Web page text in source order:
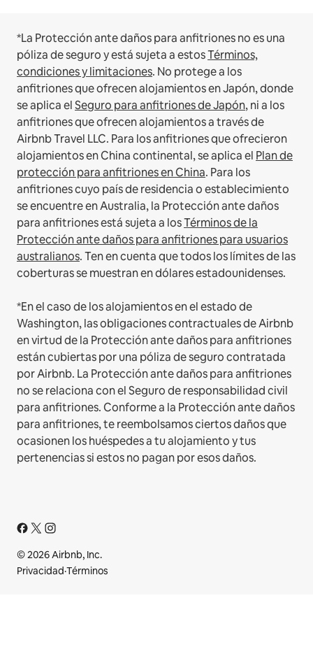
*La Protección ante daños para anfitriones no es una
póliza de seguro y está sujeta a estosTérminos,
condiciones y limitaciones. No protege a los
anfitriones que ofrecen alojamientos en Japón, donde
se aplica elSeguro para anfitriones de Japón, ni a los
anfitriones que ofrecen alojamientos a través de
Airbnb Travel LLC. Para los anfitriones que ofrecieron
alojamientos en China continental, se aplica el Plan de
protección para anfitriones en China. Para los
anfitriones cuyo país de residencia o establecimiento
se encuentre en Australia, la Protección ante daños
para anfitriones está sujeta a losTérminos de la
Protección ante daños para anfitriones para usuarios
australianos. Ten en cuenta que todos los límites de las
coberturas se muestran en dólares estadounidenses.
*En el caso de los alojamientos en el estado de
Washington, las obligaciones contractuales de Airbnb
en virtud de la Protección ante daños para anfitriones
están cubiertas por una póliza de seguro contratada
por Airbnb. La Protección ante daños para anfitriones
no se relaciona con el Seguro de responsabilidad civil
para anfitriones. Conforme a la Protección ante daños
para anfitriones, te reembolsamos ciertos daños que
ocasionen los huéspedes a tu alojamiento y tus
pertenencias si estos no pagan por esos daños.
© 2026 Airbnb, Inc.
Privacidad·Términos